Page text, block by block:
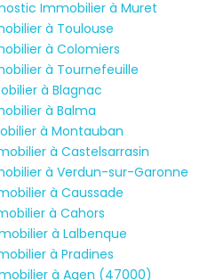
Immobilier à Muret
à Toulouse
à Colomiers
à Tournefeuille
à Blagnac
à Balma
à Montauban
à Castelsarrasin
à Verdun-sur-Garonne
à Caussade
à Cahors
à Lalbenque
à Pradines
à Agen (47000)